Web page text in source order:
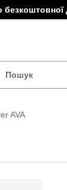
безкоштовної
AVA